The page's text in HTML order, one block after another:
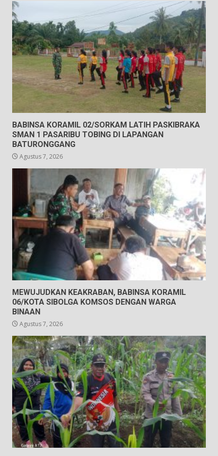
BABINSA KORAMIL 02/SORKAM LATIH PASKIBRAKA
SMAN 1 PASARIBU TOBING DI LAPANGAN
BATURONGGANG
Agustus 7, 2026
MEWUJUDKAN KEAKRABAN, BABINSA KORAMIL
06/KOTA SIBOLGA KOMSOS DENGAN WARGA
BINAAN
Agustus 7, 2026